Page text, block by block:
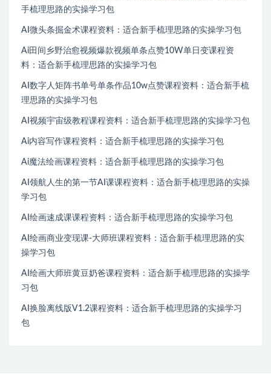
手梳理思路的实操学习包
AI微头条掘金术课程资料：适合新手梳理思路的实操学习包
Ai田间乡野治愈视频爆款视频单条点赞10W单日变课程资
料：适合新手梳理思路的实操学习包
AI数字人矩阵书单号单条作品10w点赞课程资料：适合新手梳
理思路的实操学习包
AI视频宇宙级教程课程资料：适合新手梳理思路的实操学习包
Ai内容写作课程资料：适合新手梳理思路的实操学习包
Ai魔法绘画课程资料：适合新手梳理思路的实操学习包
AI领航人生的第一节AI课课程资料：适合新手梳理思路的实操
学习包
AI绘画速成课课程资料：适合新手梳理思路的实操学习包
AI绘画商业变现课-大师班课程资料：适合新手梳理思路的实
操学习包
AI绘画大师班黄豆奶爸课程资料：适合新手梳理思路的实操学
习包
AI换脸离线版V1.2课程资料：适合新手梳理思路的实操学习
包